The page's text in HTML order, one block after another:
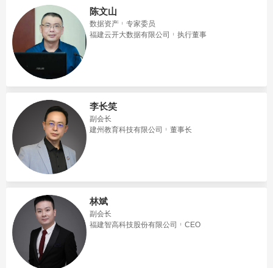
陈文山
数据资产
专家委员
福建云开大数据有限公司
执行董事
李长笑
副会长
建州教育科技有限公司
董事长
林斌
副会长
福建智高科技股份有限公司
CEO